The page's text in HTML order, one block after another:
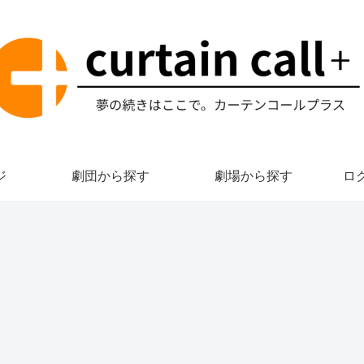
劇団から探す 劇場から探す ロ